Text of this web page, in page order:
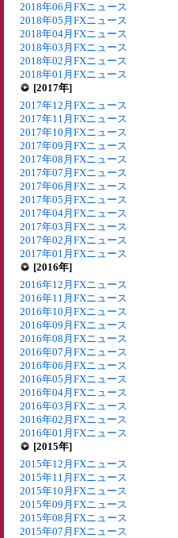
2018年06月FXニュース
2018年05月FXニュース
2018年04月FXニュース
2018年03月FXニュース
2018年02月FXニュース
2018年01月FXニュース
[2017年]
2017年12月FXニュース
2017年11月FXニュース
2017年10月FXニュース
2017年09月FXニュース
2017年08月FXニュース
2017年07月FXニュース
2017年06月FXニュース
2017年05月FXニュース
2017年04月FXニュース
2017年03月FXニュース
2017年02月FXニュース
2017年01月FXニュース
[2016年]
2016年12月FXニュース
2016年11月FXニュース
2016年10月FXニュース
2016年09月FXニュース
2016年08月FXニュース
2016年07月FXニュース
2016年06月FXニュース
2016年05月FXニュース
2016年04月FXニュース
2016年03月FXニュース
2016年02月FXニュース
2016年01月FXニュース
[2015年]
2015年12月FXニュース
2015年11月FXニュース
2015年10月FXニュース
2015年09月FXニュース
2015年08月FXニュース
2015年07月FXニュース